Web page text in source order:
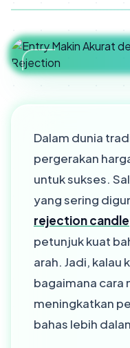
Dalam dunia
pergerakan
untuk sukses.
yang sering
rejection candle
petunjuk kuat
arah. Jadi, kalau
bagaimana cara
meningkatkan
bahas lebih